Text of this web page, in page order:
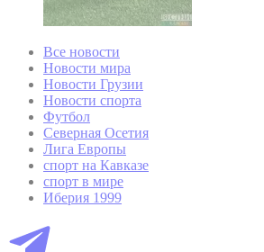
Все новости
Новости мира
Новости Грузии
Новости спорта
Футбол
Северная Осетия
Лига Европы
спорт на Кавказе
спорт в мире
Иберия 1999